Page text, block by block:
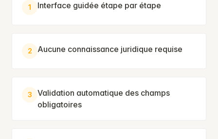
1 Interface guidée étape par étape
2 Aucune connaissance juridique requise
3
Validation automatique des champs
obligatoires